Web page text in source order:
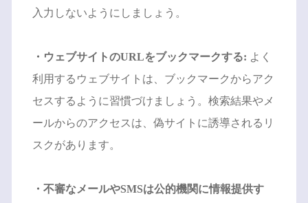
入力しないようにしましょう。
・ウェブサイトのURLをブックマークする: よく
利用するウェブサイトは、ブックマークからアク
セスするように習慣づけましょう。検索結果やメ
ールからのアクセスは、偽サイトに誘導されるリ
スクがあります。
・不審なメールやSMSは公的機関に情報提供す